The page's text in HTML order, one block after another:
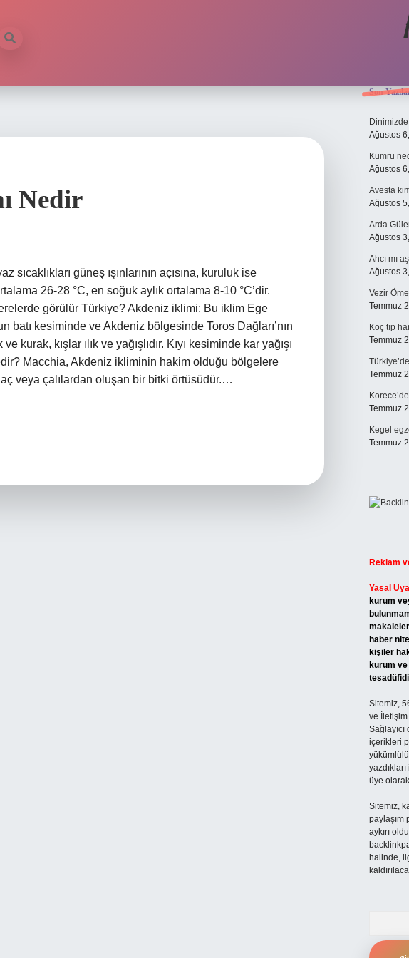
Nedir
güneş ışınlarının açısına, kuruluk ise
26-28 °C, en soğuk aylık ortalama 8-10 °C’dir.
görülür Türkiye? Akdeniz iklimi: Bu iklim Ege
kesiminde ve Akdeniz bölgesinde Toros Dağları’nın
kurak, kışlar ılık ve yağışlıdır. Kıyı kesiminde kar yağışı
Macchia, Akdeniz ikliminin hakim olduğu bölgelere
veya çalılardan oluşan bir bitki örtüsüdür.…
Son
Ağustos
Kumru
Ağustos
Avesta
Ağustos
Arda
Ağustos
Ahcı mı
Ağustos
Vezir
Temmuz
Koç tıp
Temmuz
Temmuz
Temmuz
Kegel
Temmuz
Reklam
Yasal
kurum
haber
kişiler
kurum
Sitemiz,
ve İletişim
içerikleri
üye
Sitemiz,
paylaşım
aykırı
halinde,